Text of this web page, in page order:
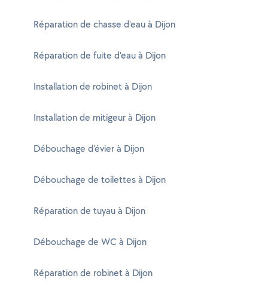
Réparation de chasse d'eau à Dijon
Réparation de fuite d'eau à Dijon
Installation de robinet à Dijon
Installation de mitigeur à Dijon
Débouchage d'évier à Dijon
Débouchage de toilettes à Dijon
Réparation de tuyau à Dijon
Débouchage de WC à Dijon
Réparation de robinet à Dijon